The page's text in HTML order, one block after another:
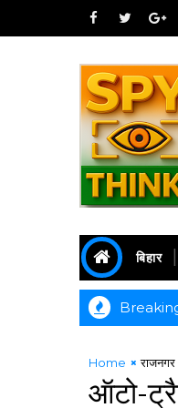
बिहार
Home राजनगर
ऑटो-